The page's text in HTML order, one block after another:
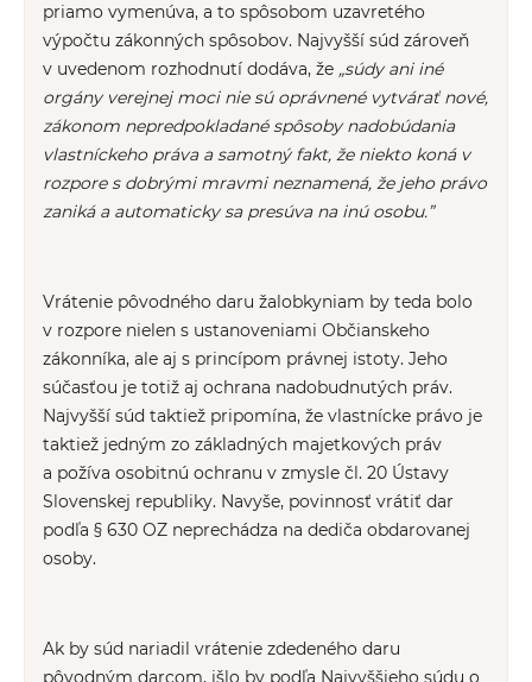
priamo vymenúva, a to spôsobom uzavretého
výpočtu zákonných spôsobov. Najvyšší súd zároveň
v uvedenom rozhodnutí dodáva, že „súdy ani iné
orgány verejnej moci nie sú oprávnené vytvárať nové,
zákonom nepredpokladané spôsoby nadobúdania
vlastníckeho práva a samotný fakt, že niekto koná v
rozpore s dobrými mravmi neznamená, že jeho právo
zaniká a automaticky sa presúva na inú osobu.”
Vrátenie pôvodného daru žalobkyniam by teda bolo
v rozpore nielen s ustanoveniami Občianskeho
zákonníka, ale aj s princípom právnej istoty. Jeho
súčasťou je totiž aj ochrana nadobudnutých práv.
Najvyšší súd taktiež pripomína, že vlastnícke právo je
taktiež jedným zo základných majetkových práv
a požíva osobitnú ochranu v zmysle čl. 20 Ústavy
Slovenskej republiky. Navyše, povinnosť vrátiť dar
podľa § 630 OZ neprechádza na dediča obdarovanej
osoby.
Ak by súd nariadil vrátenie zdedeného daru
pôvodným darcom, išlo by podľa Najvyššieho súdu o